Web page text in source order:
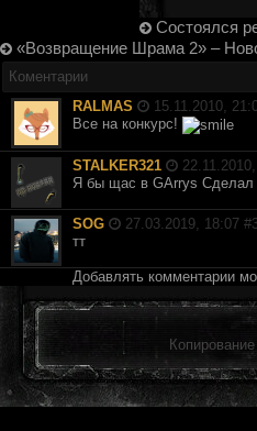
Состоялся
«Возвращение Шрама 2» –
Коментарии
RALMAS
15.11.2010,
Все на конкурс!
STALKER321
Я бы щас в GArrys Сделал
SOG 27.03.2019, 18:07 #
тт
Добавлять комментарии